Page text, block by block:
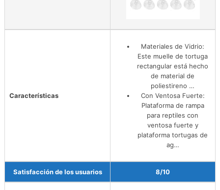
Características
Materiales de ‎Vidrio:
Este muelle de tortuga
rectangular está hecho
de material de
poliestireno …
Con Ventosa Fuerte:
Plataforma de rampa
para reptiles con
ventosa fuerte y
plataforma tortugas de
ag…
Satisfacción de los usuarios 8/10